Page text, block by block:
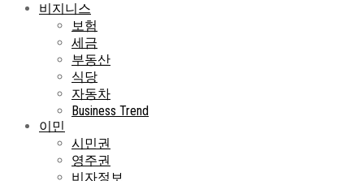
비지니스
보험
세금
부동산
식당
자동차
Business Trend
이민
시민권
영주권
비자정보